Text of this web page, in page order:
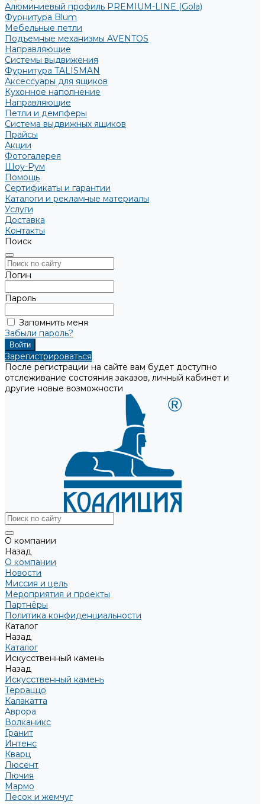
Алюминиевый профиль PREMIUM-LINE (Gola)
Фурнитура Blum
Мебельные петли
Подъемные механизмы AVENTOS
Направляющие
Системы выдвижения
Фурнитура TALISMAN
Аксессуары для ящиков
Кухонное наполнение
Направляющие
Петли и демпферы
Система выдвижных ящиков
Прайсы
Акции
Фотогалерея
Шоу-Рум
Помощь
Сертификаты и гарантии
Каталоги и рекламные материалы
Услуги
Доставка
Контакты
Поиск
Логин
Пароль
Запомнить меня
Забыли пароль?
Зарегистрироваться
После регистрации на сайте вам будет доступно
отслеживание состояния заказов, личный кабинет и
другие новые возможности
О компании
Назад
О компании
Новости
Миссия и цель
Мероприятия и проекты
Партнёры
Политика конфиденциальности
Каталог
Назад
Каталог
Искусственный камень
Назад
Искусственный камень
Терраццо
Калакатта
Аврора
Волканикс
Гранит
Интенс
Кварц
Люсент
Лючия
Мармо
Песок и жемчуг